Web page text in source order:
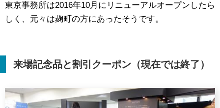
東京事務所は2016年10月にリニューアルオープンしたら
しく、元々は麹町の方にあったそうです。
来場記念品と割引クーポン（現在では終了）